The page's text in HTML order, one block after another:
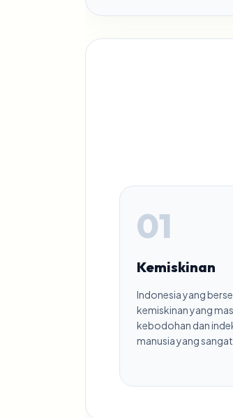
01
Kemiskinan
Indonesia yang
kemiskinan yang
kebodohan dan
manusia yang sangat